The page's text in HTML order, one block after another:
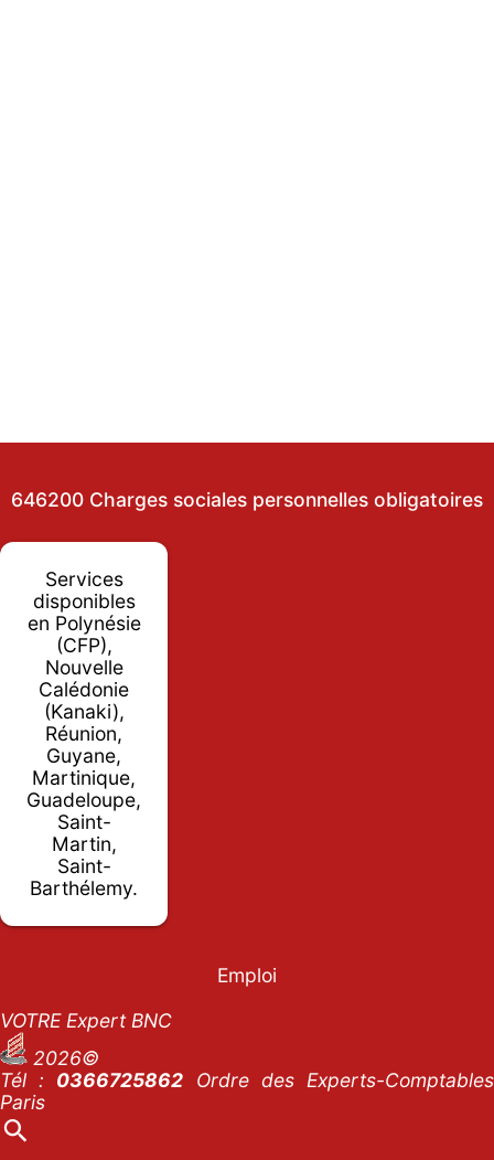
646200 Charges sociales personnelles obligatoires
Services
disponibles
en Polynésie
(CFP),
Nouvelle
Calédonie
(Kanaki),
Réunion,
Guyane,
Martinique,
Guadeloupe,
Saint-
Martin,
Saint-
Barthélemy.
Emploi
VOTRE Expert BNC
2026©
Tél : 0366725862 Ordre des Experts-Comptables
Paris